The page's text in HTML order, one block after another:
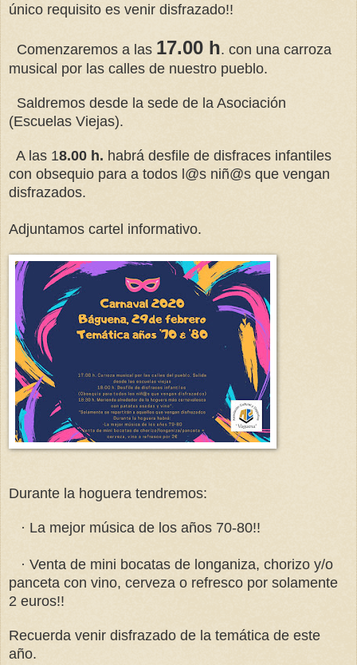
único requisito es venir disfrazado!!
Comenzaremos a las 17.00 h. con una carroza
musical por las calles de nuestro pueblo.
Saldremos desde la sede de la Asociación
(Escuelas Viejas).
A las 18.00 h. habrá desfile de disfraces infantiles
con obsequio para a todos l@s niñ@s que vengan
disfrazados.
Adjuntamos cartel informativo.
Durante la hoguera tendremos:
· La mejor música de los años 70-80!!
· Venta de mini bocatas de longaniza, chorizo y/o
panceta con vino, cerveza o refresco por solamente
2 euros!!
Recuerda venir disfrazado de la temática de este
año.